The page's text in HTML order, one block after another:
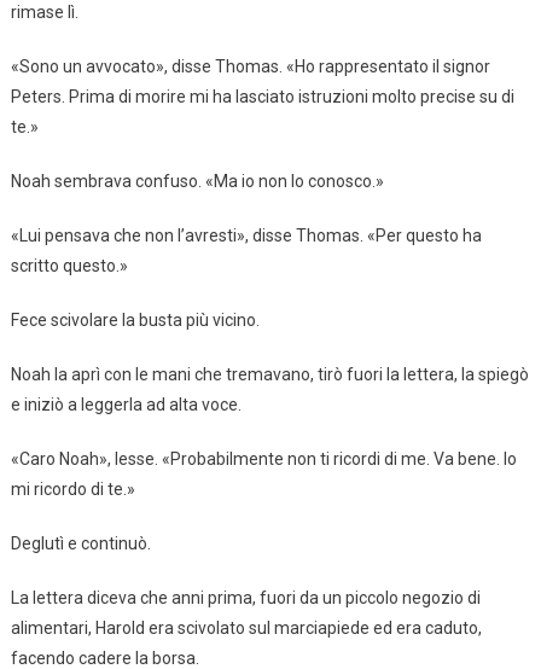
rimase lì.
«Sono un avvocato», disse Thomas. «Ho rappresentato il signor
Peters. Prima di morire mi ha lasciato istruzioni molto precise su di
te.»
Noah sembrava confuso. «Ma io non lo conosco.»
«Lui pensava che non l’avresti», disse Thomas. «Per questo ha
scritto questo.»
Fece scivolare la busta più vicino.
Noah la aprì con le mani che tremavano, tirò fuori la lettera, la spiegò
e iniziò a leggerla ad alta voce.
«Caro Noah», lesse. «Probabilmente non ti ricordi di me. Va bene. Io
mi ricordo di te.»
Deglutì e continuò.
La lettera diceva che anni prima, fuori da un piccolo negozio di
alimentari, Harold era scivolato sul marciapiede ed era caduto,
facendo cadere la borsa.